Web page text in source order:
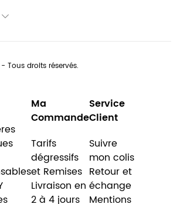
Tous droits réservés.
Ma
Commande
Tarifs
dégressifs
et Remises
Livraison en
2 à 4 jours
Service
Client
Suivre
mon colis
Retour et
échange
Mentions